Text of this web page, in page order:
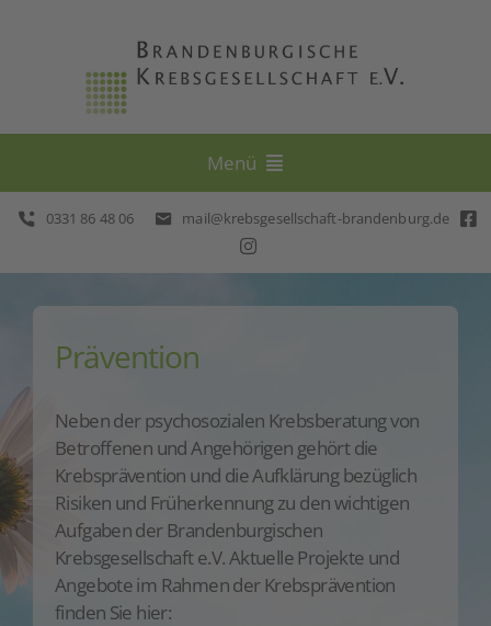
Menü
Beratung
Veranstaltungen
Über uns
Aktuelles
0331 86 48 06 mail@krebsgesellschaft-brandenburg.de
Prävention
Neben der psychosozialen Krebsberatung von
Betroffenen und Angehörigen gehört die
Krebsprävention und die Aufklärung bezüglich
Risiken und Früherkennung zu den wichtigen
Aufgaben der Brandenburgischen
Krebsgesellschaft e.V. Aktuelle Projekte und
Angebote im Rahmen der Krebsprävention
finden Sie hier: